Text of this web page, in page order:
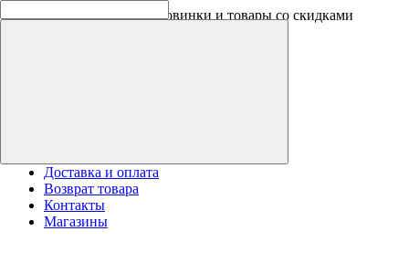
Оплачивайте бонусами новинки и товары со скидками
Доставка и оплата
Возврат товара
Контакты
Магазины